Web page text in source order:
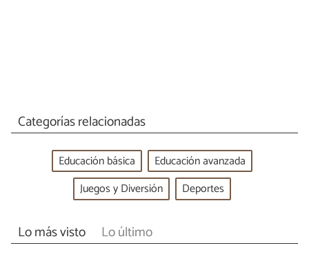
Categorías relacionadas
Educación básica
Educación avanzada
Juegos y Diversión
Deportes
Lo más visto Lo último